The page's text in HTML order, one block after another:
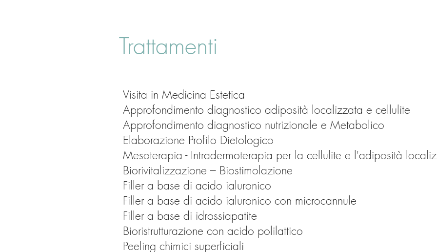
Trattamenti
Visita in Medicina Estetica
Approfondimento diagnostico adiposità localizzata e cellulite
Approfondimento diagnostico nutrizionale e Metabolico
Elaborazione Profilo Dietologico
Mesoterapia - Intradermoterapia per la cellulite e l'adiposità
Biorivitalizzazione – Biostimolazione
Filler a base di acido ialuronico
Filler a base di acido ialuronico con microcannule
Filler a base di idrossiapatite
Bioristrutturazione con acido polilattico
Peeling chimici superficiali